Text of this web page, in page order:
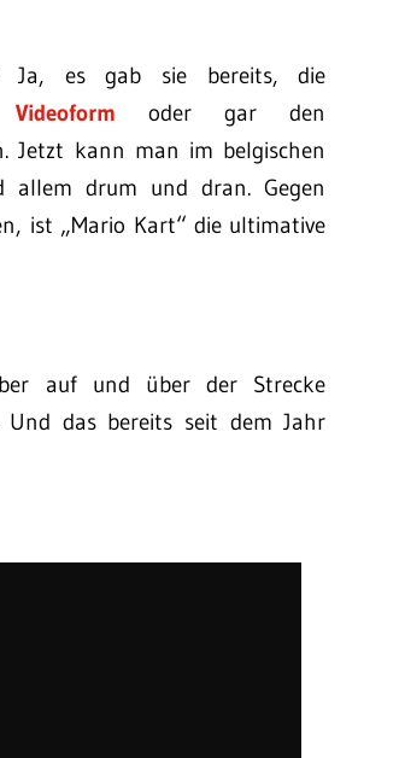
Ja, es gab sie bereits, die
Videoform oder gar den
Jetzt kann man im belgischen
allem drum und dran. Gegen
ist „Mario Kart“ die ultimative
auf und über der Strecke
Und das bereits seit dem Jahr